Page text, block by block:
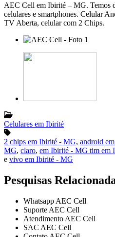
AEC Cell em Ibirité – MG. Temos
celulares e smartphones. Celular
TV Aberta, celular com 2 Chips.
Celulares em Ibirité
2 chips em Ibirité - MG, android
MG, claro, em Ibirité - MG tim em
e vivo em Ibirité - MG
Pesquisas
Whatsapp AEC Cell
Suporte AEC Cell
Atendimento AEC Cell
SAC AEC Cell